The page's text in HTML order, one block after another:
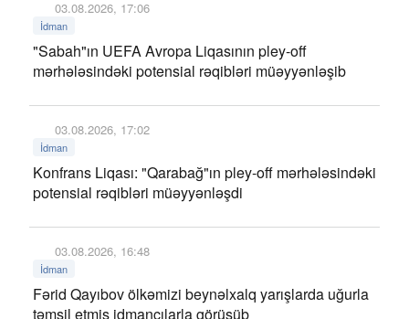
03.08.2026, 17:06
İdman
"Sabah"ın UEFA Avropa Liqasının pley-off
mərhələsindəki potensial rəqibləri müəyyənləşib
03.08.2026, 17:02
İdman
Konfrans Liqası: "Qarabağ"ın pley-off mərhələsindəki
potensial rəqibləri müəyyənləşdi
03.08.2026, 16:48
İdman
Fərid Qayıbov ölkəmizi beynəlxalq yarışlarda uğurla
təmsil etmiş idmançılarla görüşüb